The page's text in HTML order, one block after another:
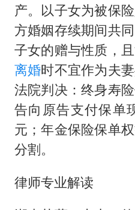
产。以子女为被保
方婚姻存续期间共
子女的赠与性质，
离婚时不宜作为夫
法院判决：终身寿
告向原告支付保单
元；年金保险保单
分割。
律师专业解读